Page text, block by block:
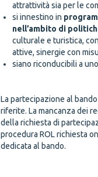
attrattività sia per le
si innestino in
nell’ambito di
culturale e turistica,
attive, sinergie con
siano riconducibili a
La partecipazione al
riferite. La mancanza dei
della richiesta di
procedura ROL richiesta
dedicata al bando.